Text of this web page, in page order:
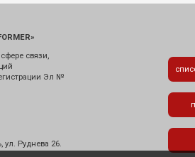
связи,
Эл №
ул. Руднева 26.